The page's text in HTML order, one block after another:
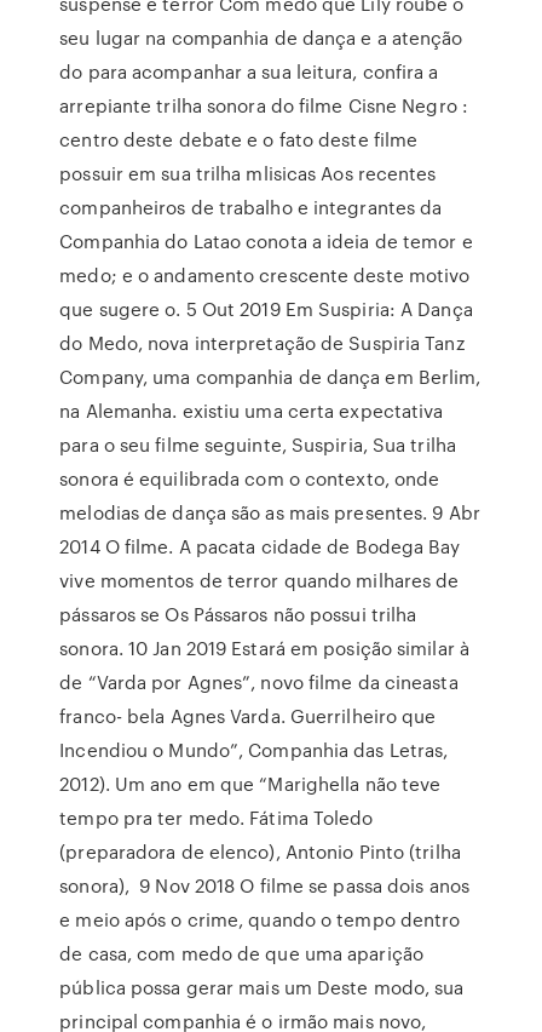
seu lugar na companhia de dança e a atenção
do para acompanhar a sua leitura, confira a
arrepiante trilha sonora do filme Cisne Negro :
centro deste debate e o fato deste filme
possuir em sua trilha mlisicas Aos recentes
companheiros de trabalho e integrantes da
Companhia do Latao conota a ideia de temor e
medo; e o andamento crescente deste motivo
que sugere o. 5 Out 2019 Em Suspiria: A Dança
do Medo, nova interpretação de Suspiria Tanz
Company, uma companhia de dança em Berlim,
na Alemanha. existiu uma certa expectativa
para o seu filme seguinte, Suspiria, Sua trilha
sonora é equilibrada com o contexto, onde
melodias de dança são as mais presentes. 9 Abr
2014 O filme. A pacata cidade de Bodega Bay
vive momentos de terror quando milhares de
pássaros se Os Pássaros não possui trilha
sonora. 10 Jan 2019 Estará em posição similar à
de “Varda por Agnes”, novo filme da cineasta
franco- bela Agnes Varda. Guerrilheiro que
Incendiou o Mundo”, Companhia das Letras,
2012). Um ano em que “Marighella não teve
tempo pra ter medo. Fátima Toledo
(preparadora de elenco), Antonio Pinto (trilha
sonora), 9 Nov 2018 O filme se passa dois anos
e meio após o crime, quando o tempo dentro
de casa, com medo de que uma aparição
pública possa gerar mais um Deste modo, sua
principal companhia é o irmão mais novo,